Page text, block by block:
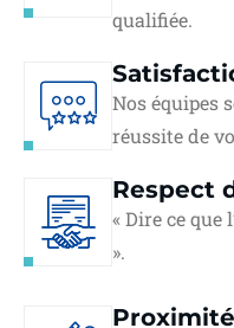
qualifiée.
Nos équipes
réussite de
Respect
« Dire ce que
».
Proximité